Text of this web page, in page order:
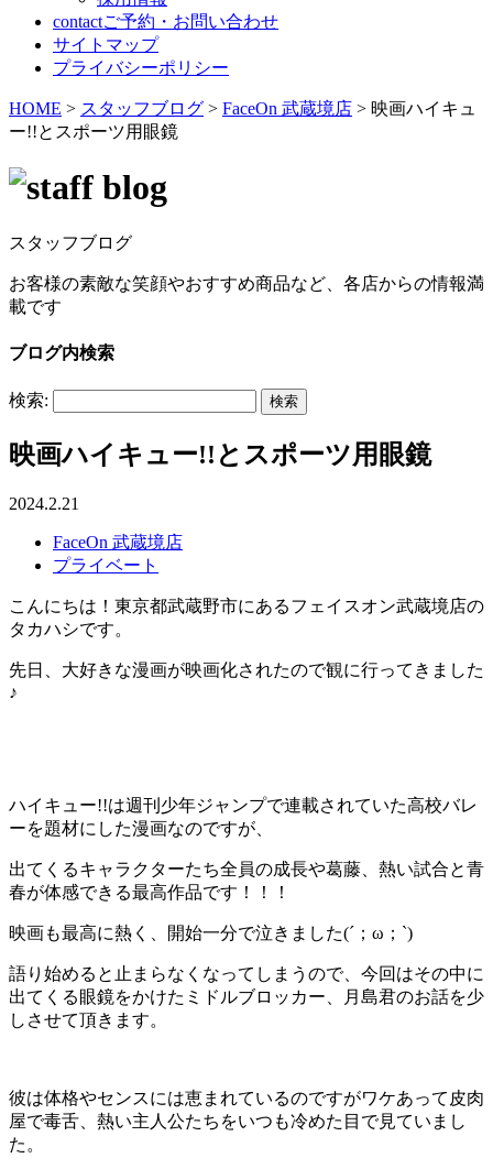
contactご予約・お問い合わせ
サイトマップ
プライバシーポリシー
HOME > スタッフブログ > FaceOn 武蔵境店 > 映画ハイキュ
ー!!とスポーツ用眼鏡
スタッフブログ
お客様の素敵な笑顔やおすすめ商品など、各店からの情報満
載です
ブログ内検索
検索:
映画ハイキュー!!とスポーツ用眼鏡
2024.2.21
FaceOn 武蔵境店
プライベート
こんにちは！東京都武蔵野市にあるフェイスオン武蔵境店の
タカハシです。
先日、大好きな漫画が映画化されたので観に行ってきました
♪
ハイキュー!!は週刊少年ジャンプで連載されていた高校バレ
ーを題材にした漫画なのですが、
出てくるキャラクターたち全員の成長や葛藤、熱い試合と青
春が体感できる最高作品です！！！
映画も最高に熱く、開始一分で泣きました(´；ω；`)
語り始めると止まらなくなってしまうので、今回はその中に
出てくる眼鏡をかけたミドルブロッカー、月島君のお話を少
しさせて頂きます。
彼は体格やセンスには恵まれているのですがワケあって皮肉
屋で毒舌、熱い主人公たちをいつも冷めた目で見ていまし
た。